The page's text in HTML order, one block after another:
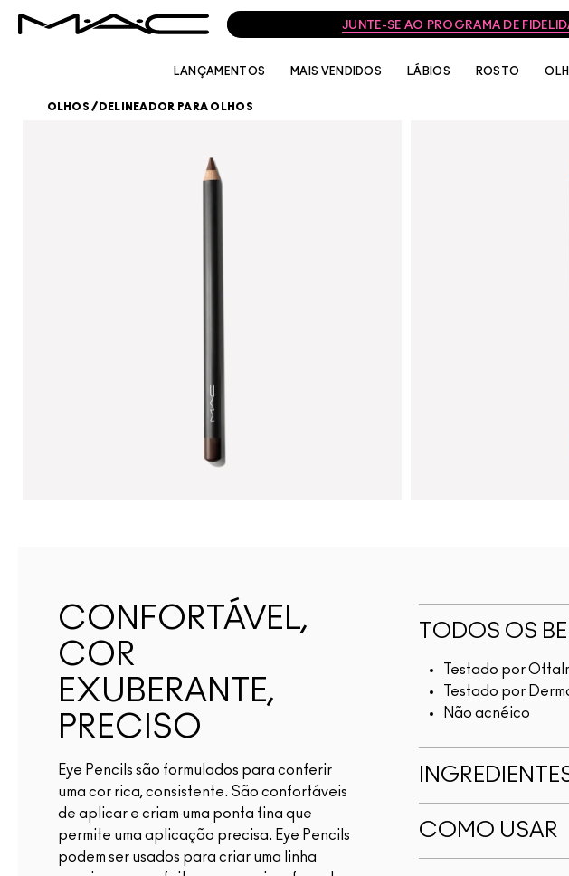
JUNTE-SE AO PROGRAMA DE
LANÇAMENTOS MAIS VENDIDOS LÁBIOS ROSTO
OLHOS / DELINEADOR PARA OLHOS
CONFORTÁVEL,
COR
EXUBERANTE,
PRECISO
Eye Pencils são formulados para conferir
uma cor rica, consistente. São confortáveis
de aplicar e criam uma ponta fina que
permite uma aplicação precisa. Eye Pencils
podem ser usados para criar uma linha
TODOS OS
Testado por
Testado por
Não acnéico
COMO USAR